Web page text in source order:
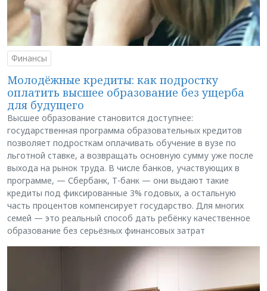
Финансы
Молодёжные кредиты: как подростку
оплатить высшее образование без ущерба
для будущего
Высшее образование становится доступнее:
государственная программа образовательных кредитов
позволяет подросткам оплачивать обучение в вузе по
льготной ставке, а возвращать основную сумму уже после
выхода на рынок труда. В числе банков, участвующих в
программе, — Сбербанк, Т-банк — они выдают такие
кредиты под фиксированные 3% годовых, а остальную
часть процентов компенсирует государство. Для многих
семей — это реальный способ дать ребёнку качественное
образование без серьёзных финансовых затрат